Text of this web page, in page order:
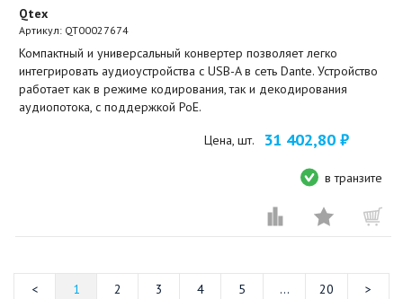
Qtex
Артикул: QT00027674
Компактный и универсальный конвертер позволяет легко
интегрировать аудиоустройства с USB-A в сеть Dante. Устройство
работает как в режиме кодирования, так и декодирования
аудиопотока, с поддержкой PoE.
Цена, шт. 31 402,80 ₽
в транзите
1 2 3 4 5 ... 20